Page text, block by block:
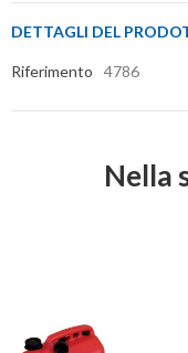
DETTAGLI DEL
Riferimento 4786
Nella